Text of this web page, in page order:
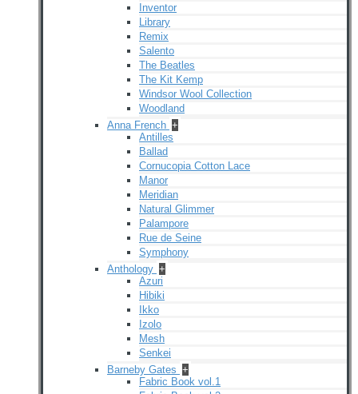
Inventor
Library
Remix
Salento
The Beatles
The Kit Kemp
Windsor Wool Collection
Woodland
Anna French +
Antilles
Ballad
Cornucopia Cotton Lace
Manor
Meridian
Natural Glimmer
Palampore
Rue de Seine
Symphony
Anthology +
Azuri
Hibiki
Ikko
Izolo
Mesh
Senkei
Barneby Gates +
Fabric Book vol.1